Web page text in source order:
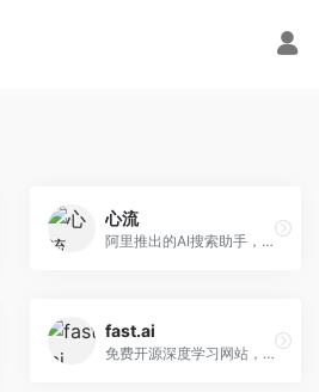
心流
阿里推出的AI搜索助手，专注于智能信息获取。面向普通用户，提供智能搜索、内容整理、知识问答等服务，与阿里生态深度整合。
fast.ai
免费开源深度学习网站，专注于实用AI教学。面向开发者，提供免费深度学习课程、实战项目、代码库等资源，学习门槛低。